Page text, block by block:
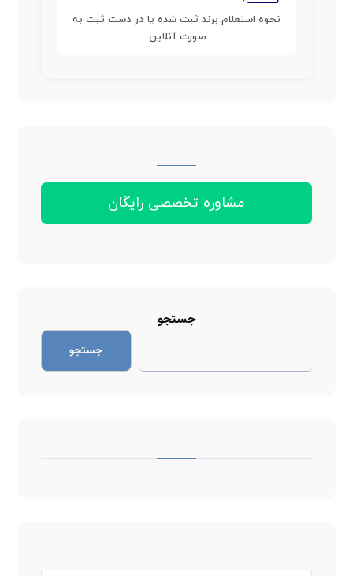
نحوه استعلام برند ثبت شده یا در دست ثبت به
صورت آنلاین.
مشاوره تخصصی رایگان
جستجو
جستجو